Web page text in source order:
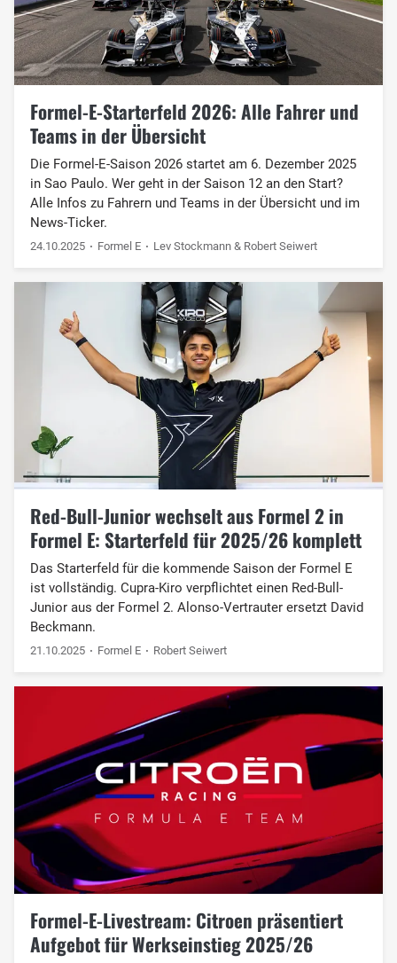
Formel-E-Starterfeld 2026: Alle Fahrer und
Teams in der Übersicht
Die Formel-E-Saison 2026 startet am 6. Dezember 2025
in Sao Paulo. Wer geht in der Saison 12 an den Start?
Alle Infos zu Fahrern und Teams in der Übersicht und im
News-Ticker.
24.10.2025 Formel E Lev Stockmann & Robert Seiwert
Red-Bull-Junior wechselt aus Formel 2 in
Formel E: Starterfeld für 2025/26 komplett
Das Starterfeld für die kommende Saison der Formel E
ist vollständig. Cupra-Kiro verpflichtet einen Red-Bull-
Junior aus der Formel 2. Alonso-Vertrauter ersetzt David
Beckmann.
21.10.2025 Formel E Robert Seiwert
Formel-E-Livestream: Citroen präsentiert
Aufgebot für Werkseinstieg 2025/26